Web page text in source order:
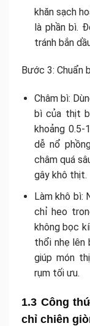
khăn sạch
là phần bì.
tránh bắn
Bước 3: Chuẩn
Châm bì:
bì của thịt
khoảng
dễ nổ
châm quá
gây khô thịt.
Làm khô bì:
chỉ heo
không bọc
thổi nhẹ lên
giúp món
rụm tối ưu.
1.3 Công
chỉ chiên